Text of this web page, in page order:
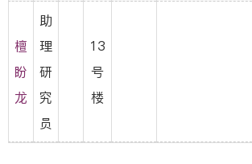
檀
盼
龙
助
理
研
究
员
13
号
楼